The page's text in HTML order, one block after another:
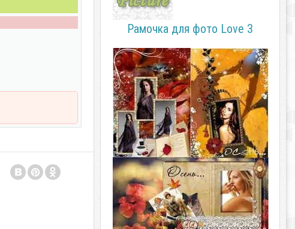
Рамочка для фото Love 3